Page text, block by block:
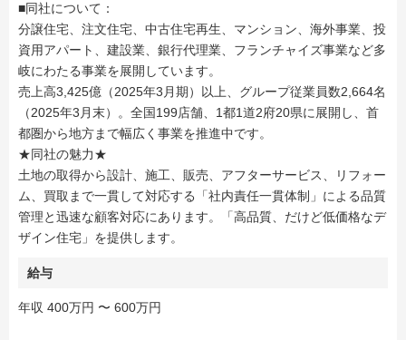
■同社について：
分譲住宅、注文住宅、中古住宅再生、マンション、海外事業、投
資用アパート、建設業、銀行代理業、フランチャイズ事業など多
岐にわたる事業を展開しています。
売上高3,425億（2025年3月期）以上、グループ従業員数2,664名
（2025年3月末）。全国199店舗、1都1道2府20県に展開し、首
都圏から地方まで幅広く事業を推進中です。
★同社の魅力★
土地の取得から設計、施工、販売、アフターサービス、リフォー
ム、買取まで一貫して対応する「社内責任一貫体制」による品質
管理と迅速な顧客対応にあります。「高品質、だけど低価格なデ
ザイン住宅」を提供します。
給与
年収 400万円 〜 600万円